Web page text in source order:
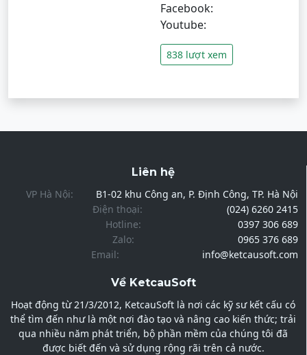
Facebook:
Youtube:
838 lượt xem
Liên hệ
VP Hà Nội:
B1-02 khu Công an, P. Định Công, TP. Hà Nội
Điện thoại:
(024) 6260 2415
Hotline:
0397 306 689
Zalo:
0965 376 689
Email:
info@ketcausoft.com
Về KetcauSoft
Hoạt động từ 21/3/2012, KetcauSoft là nơi các kỹ sư kết cấu có
thể tìm đến như là một nơi đào tạo và nâng cao kiến thức; trải
qua nhiều năm phát triển, bộ phần mềm của chúng tôi đã
được biết đến và sử dụng rộng rãi trên cả nước.